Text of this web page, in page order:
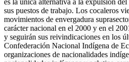
es la única alternativa a la expulsión
sus puestos de trabajo. Los cocaleros
movimientos de envergadura
carácter nacional en el 2000 y en el
y seguirán sus reivindicaciones en los
Confederación Nacional Indígena de
organizaciones de nacionalidades